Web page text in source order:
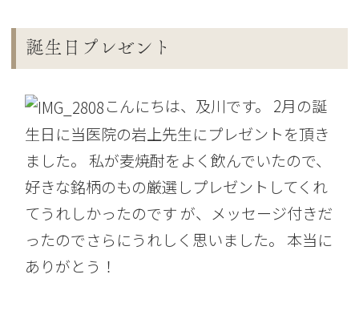
誕生日プレゼント
こんにちは、及川です。 2月の誕
生日に当医院の岩上先生にプレゼントを頂き
ました。 私が麦焼酎をよく飲んでいたので、
好きな銘柄のもの厳選しプレゼントしてくれ
てうれしかったのです が、メッセージ付きだ
ったのでさらにうれしく思いました。 本当に
ありがとう！